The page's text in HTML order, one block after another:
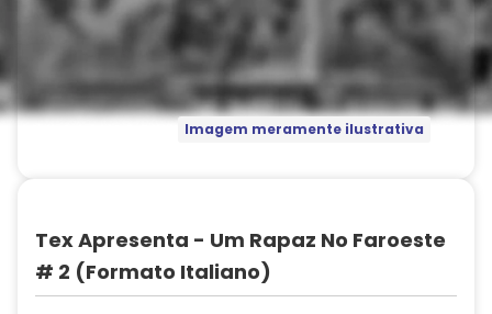
Imagem meramente ilustrativa
Tex Apresenta - Um Rapaz No Faroeste
# 2 (Formato Italiano)